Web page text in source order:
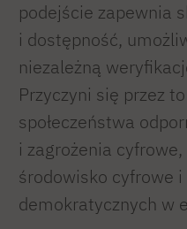
podejście zapewnia
i dostępność,
niezależną
Przyczyni się przez
społeczeństwa
i zagrożenia
środowisko cyfrowe
demokratycznych w